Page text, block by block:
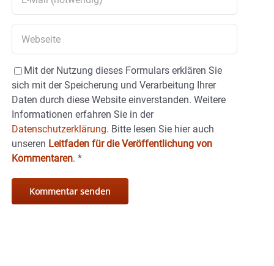
Mit der Nutzung dieses Formulars erklären Sie
sich mit der Speicherung und Verarbeitung Ihrer
Daten durch diese Website einverstanden. Weitere
Informationen erfahren Sie in der
Datenschutzerklärung. Bitte lesen Sie hier auch
unseren Leitfaden für die Veröffentlichung von
Kommentaren. *